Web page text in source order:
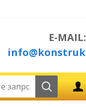
E-MAIL: